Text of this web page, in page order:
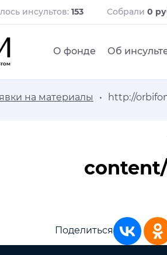
инсультов: 153 Собрали 0
О фонде Об
на материалы http://
Поделиться